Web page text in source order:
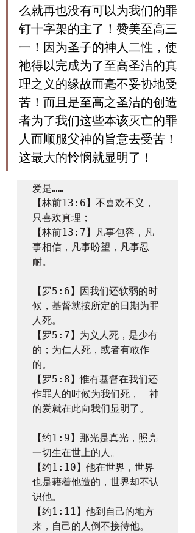
么就再也没有可以为我们的罪
钉十字架的主了！赞美至高三
一！因为圣子的神人二性，使
祂得以完成为了至高圣洁的真
理之义的缘故而毫不妥协地受
苦！而且是至高之圣洁的创造
者为了我们这些本该灭亡的罪
人而顺服父神的旨意去受苦！
这最大的怜悯就显明了！
爱是……
【林前13:6】不喜欢不义，
只喜欢真理；
【林前13:7】凡事包容，凡
事相信，凡事盼望，凡事忍
耐。
【罗5:6】因我们还软弱的时
候，基督就按所定的日期为罪
人死。
【罗5:7】为义人死，是少有
的；为仁人死，或者有敢作
的。
【罗5:8】惟有基督在我们还
作罪人的时候为我们死，　神
的爱就在此向我们显明了。
【约1:9】那光是真光，照亮
一切生在世上的人。
【约1:10】他在世界，世界
也是藉着他造的，世界却不认
识他。
【约1:11】他到自己的地方
来，自己的人倒不接待他。